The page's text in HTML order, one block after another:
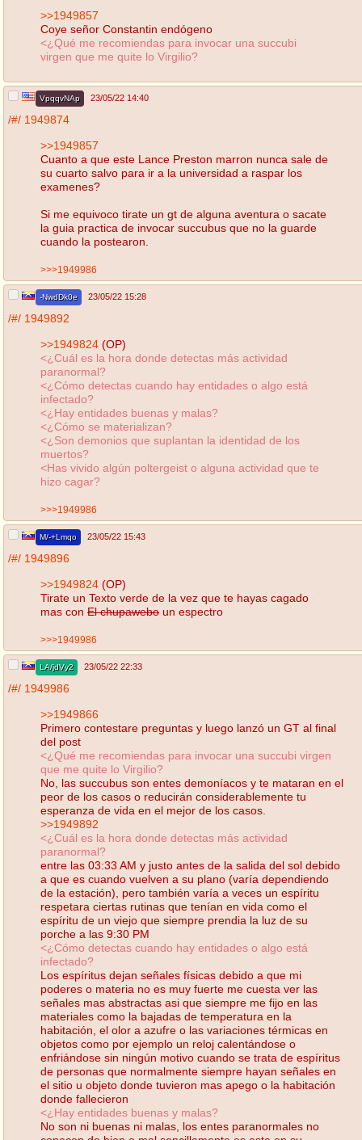
>>1949857
Coye señor Constantin endógeno
<¿Qué me recomiendas para invocar una succubi
virgen que me quite lo Virgilio?
VpqqvNAp 23/05/22 14:40
/#/ 1949874
>>1949857
Cuanto a que este Lance Preston marron nunca sale de
su cuarto salvo para ir a la universidad a raspar los
examenes?
Si me equivoco tirate un gt de alguna aventura o sacate
la guia practica de invocar succubus que no la guarde
cuando la postearon.
>>>1949986
-NwdDk0e 23/05/22 15:28
/#/ 1949892
>>1949824 (OP)
<¿Cuál es la hora donde detectas más actividad
paranormal?
<¿Cómo detectas cuando hay entidades o algo está
infectado?
<¿Hay entidades buenas y malas?
<¿Cómo se materializan?
<¿Son demonios que suplantan la identidad de los
muertos?
<Has vivido algún poltergeist o alguna actividad que te
hizo cagar?
>>>1949986
M/-+Lmqo 23/05/22 15:43
/#/ 1949896
>>1949824 (OP)
Tirate un Texto verde de la vez que te hayas cagado
mas con El chupawebo un espectro
>>>1949986
LA/jdVy2 23/05/22 22:33
/#/ 1949986
>>1949866
Primero contestare preguntas y luego lanzó un GT al final
del post
<¿Qué me recomiendas para invocar una succubi virgen
que me quite lo Virgilio?
No, las succubus son entes demoníacos y te mataran en el
peor de los casos o reducirán considerablemente tu
esperanza de vida en el mejor de los casos.
>>1949892
<¿Cuál es la hora donde detectas más actividad
paranormal?
entre las 03:33 AM y justo antes de la salida del sol debido
a que es cuando vuelven a su plano (varía dependiendo
de la estación), pero también varía a veces un espíritu
respetara ciertas rutinas que tenían en vida como el
espíritu de un viejo que siempre prendia la luz de su
porche a las 9:30 PM
<¿Cómo detectas cuando hay entidades o algo está
infectado?
Los espíritus dejan señales físicas debido a que mi
poderes o materia no es muy fuerte me cuesta ver las
señales mas abstractas asi que siempre me fijo en las
materiales como la bajadas de temperatura en la
habitación, el olor a azufre o las variaciones térmicas en
objetos como por ejemplo un reloj calentándose o
enfriándose sin ningún motivo cuando se trata de espíritus
de personas que normalmente siempre hayan señales en
el sitio u objeto donde tuvieron mas apego o la habitación
donde fallecieron
<¿Hay entidades buenas y malas?
No son ni buenas ni malas, los entes paranormales no